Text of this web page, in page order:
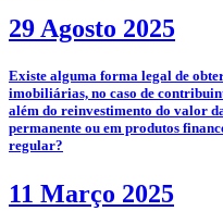
29 Agosto 2025
­Existe alguma forma legal de
imobiliárias, no caso de
além do reinvestimento do valor
permanente ou em produtos
regular?
11 Março 2025